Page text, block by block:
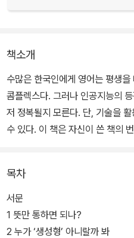
책소개
수많은 한국인에게 영어는 평생
콤플렉스다. 그러나 인공지능의
저 정복될지 모른다. 단, 기술을
수 있다. 이 책은 자신이 쓴 책의
‘혼자만 알고 있기 아까운 것들의
퇴근 후 매일 밤, 10개월을 바쳐
도 썩 괜찮아 보이는 수준이다. 그
목차
서문
1 뜻만 통하면 되나?
2 누가 ‘생성형’ 아니랄까 봐